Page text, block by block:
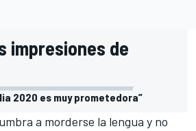
impresiones de
2020 es muy prometedora”
a morderse la lengua y no